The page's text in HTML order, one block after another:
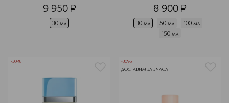
9 950 ¤
30 мл
8 900 ¤
30 мл 50 мл
100 мл
150 мл
-30%
-30%
ДОСТАВИМ ЗА 3 ЧАСА